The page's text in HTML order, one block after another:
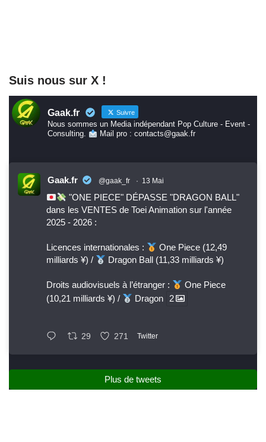
Suis nous sur X !
Gaak.fr Suivre
Nous sommes un Media indépendant Pop Culture - Event -
Consulting.
Mail pro : contacts@gaak.fr
Gaak.fr @gaak_fr · 13 Mai
"ONE PIECE" DÉPASSE "DRAGON BALL"
dans les VENTES de Toei Animation sur l'année
2025 - 2026 :
Licences internationales :
One Piece (12,49
milliards ¥) /
Dragon Ball (11,33 milliards ¥)
Droits audiovisuels à l’étranger :
One Piece
(10,21 milliards ¥) /
Dragon 2
29 271 Twitter
Plus de tweets